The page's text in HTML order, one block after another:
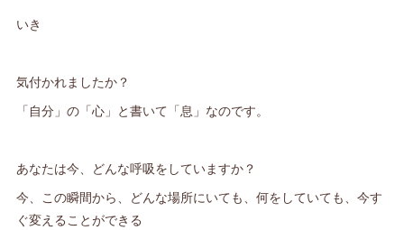
いき
気付かれましたか？
「自分」の「心」と書いて「息」なのです。
あなたは今、どんな呼吸をしていますか？
今、この瞬間から、どんな場所にいても、何をしていても、今す
ぐ変えることができる